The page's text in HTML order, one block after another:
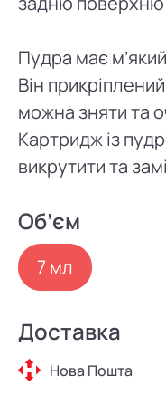
Пудра має
Він
можна зняти та
Картридж із
викрутити та
Об’єм
7 мл
Доставка
Нова Пошта